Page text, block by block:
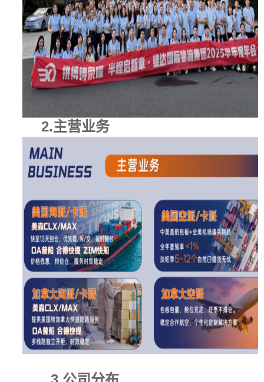
查看更多
相关新闻推荐
半载铸荣光，聚力战新程 | 雄达国际物流2026半年度盛典...
告别爆仓焦虑！雄达国际物流10000㎡新仓库来了，旺季发货...
雄达国际物流×长沙跨交会：6月12日相约B09，美加物流难题...
乔迁新址，扬帆起航——热烈祝贺上海雄达国际物流射洪分公...
逐梦 20 载，策马向未来｜雄达国际物流 20 周年庆典圆满...
上海雄达国际物流有限公司清明放假通知
喜讯！上海雄达国际物流苏州分公司正式成立！
【重磅邀约】3月1日上海华交会！雄达国际物流与您共探跨境...
上海雄达国际物流2026年元旦放假通知